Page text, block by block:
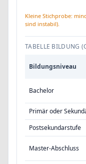
Kleine Stichprobe:
sind instabil).
TABELLE BILDUNG
Bildungsniveau
Bachelor
Primär oder
Postsekundarstufe
Master-Abschluss